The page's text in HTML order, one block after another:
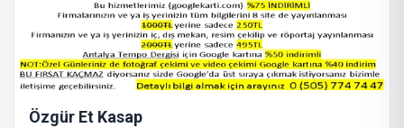
Özgür Et Kasap